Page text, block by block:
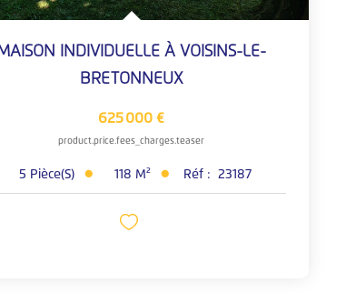
INDIVIDUELLE À VOISINS-LE-
BRETONNEUX
625 000 €
product.price.fees_charges.teaser
5 Pièce(s) 118 M² Réf : 23187